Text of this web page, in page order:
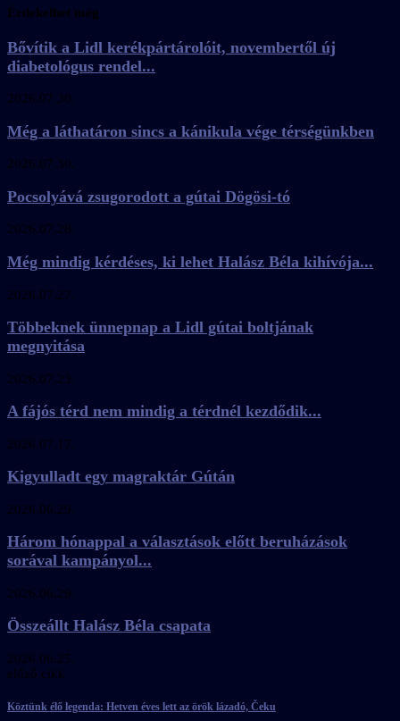
Érdekelhet még
Bővítik a Lidl kerékpártárolóit, novembertől új
diabetológus rendel...
2026.07.30.
Még a láthatáron sincs a kánikula vége térségünkben
2026.07.30.
Pocsolyává zsugorodott a gútai Dögösi-tó
2026.07.28.
Még mindig kérdéses, ki lehet Halász Béla kihívója...
2026.07.27.
Többeknek ünnepnap a Lidl gútai boltjának
megnyitása
2026.07.23.
A fájós térd nem mindig a térdnél kezdődik...
2026.07.17.
Kigyulladt egy magraktár Gútán
2026.06.29.
Három hónappal a választások előtt beruházások
sorával kampányol...
2026.06.29.
Összeállt Halász Béla csapata
2026.06.25.
előző cikk
Köztünk élő legenda: Hetven éves lett az örök lázadó, Čeku